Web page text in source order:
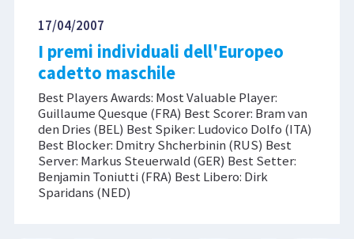
17/04/2007
I premi individuali dell'Europeo
cadetto maschile
Best Players Awards: Most Valuable Player:
Guillaume Quesque (FRA) Best Scorer: Bram van
den Dries (BEL) Best Spiker: Ludovico Dolfo (ITA)
Best Blocker: Dmitry Shcherbinin (RUS) Best
Server: Markus Steuerwald (GER) Best Setter:
Benjamin Toniutti (FRA) Best Libero: Dirk
Sparidans (NED)